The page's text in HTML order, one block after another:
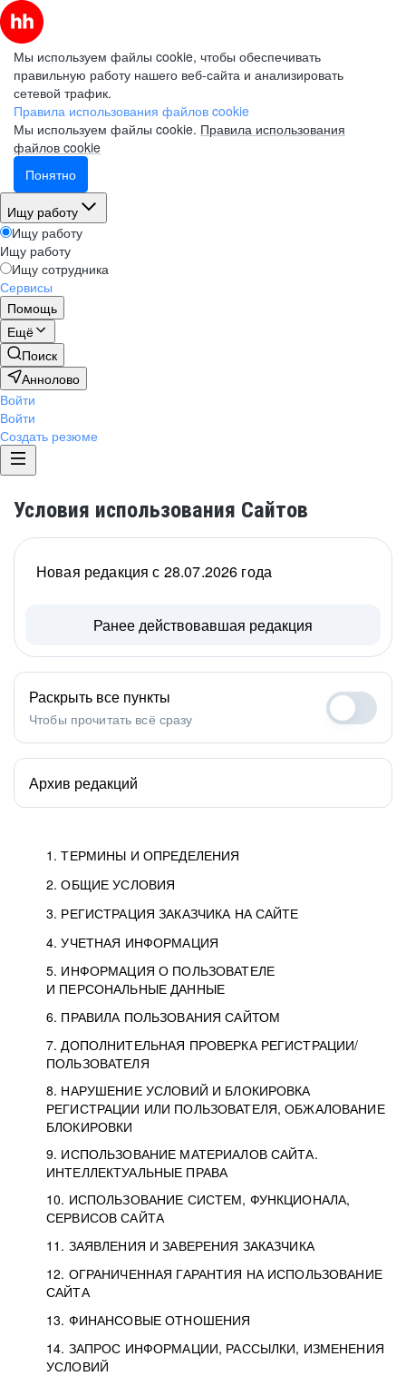
Мы используем файлы cookie, чтобы обеспечивать
правильную работу нашего веб-сайта и анализировать
сетевой трафик.
Правила использования файлов cookie
Мы используем файлы cookie. Правила использования
файлов cookie
Понятно
Ищу работу
Ищу работу
Ищу работу
Ищу сотрудника
Сервисы
Помощь
Ещё
Поиск
Аннолово
Войти
Войти
Создать резюме
Условия использования Сайтов
1. ТЕРМИНЫ И ОПРЕДЕЛЕНИЯ
2. ОБЩИЕ УСЛОВИЯ
3. РЕГИСТРАЦИЯ ЗАКАЗЧИКА НА САЙТЕ
4. УЧЕТНАЯ ИНФОРМАЦИЯ
5. ИНФОРМАЦИЯ О ПОЛЬЗОВАТЕЛЕ
И ПЕРСОНАЛЬНЫЕ ДАННЫЕ
6. ПРАВИЛА ПОЛЬЗОВАНИЯ САЙТОМ
7. ДОПОЛНИТЕЛЬНАЯ ПРОВЕРКА РЕГИСТРАЦИИ/
ПОЛЬЗОВАТЕЛЯ
8. НАРУШЕНИЕ УСЛОВИЙ И БЛОКИРОВКА
РЕГИСТРАЦИИ ИЛИ ПОЛЬЗОВАТЕЛЯ, ОБЖАЛОВАНИЕ
БЛОКИРОВКИ
9. ИСПОЛЬЗОВАНИЕ МАТЕРИАЛОВ САЙТА.
ИНТЕЛЛЕКТУАЛЬНЫЕ ПРАВА
10. ИСПОЛЬЗОВАНИЕ СИСТЕМ, ФУНКЦИОНАЛА,
СЕРВИСОВ САЙТА
11. ЗАЯВЛЕНИЯ И ЗАВЕРЕНИЯ ЗАКАЗЧИКА
12. ОГРАНИЧЕННАЯ ГАРАНТИЯ НА ИСПОЛЬЗОВАНИЕ
САЙТА
13. ФИНАНСОВЫЕ ОТНОШЕНИЯ
14. ЗАПРОС ИНФОРМАЦИИ, РАССЫЛКИ, ИЗМЕНЕНИЯ
УСЛОВИЙ
Новая редакция с 28.07.2026 года
Ранее действовавшая редакция
Раскрыть все пункты
Чтобы прочитать всё сразу
Архив редакций